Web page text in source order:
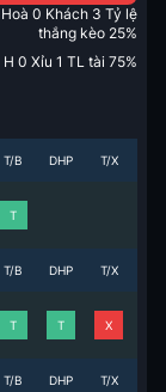
Hoà 0 Khách 3 Tỷ lệ
thắng kèo 25%
H 0 Xỉu 1 TL tài 75%
T/B DHP T/X
T
T/B DHP T/X
T T X
T/B DHP T/X